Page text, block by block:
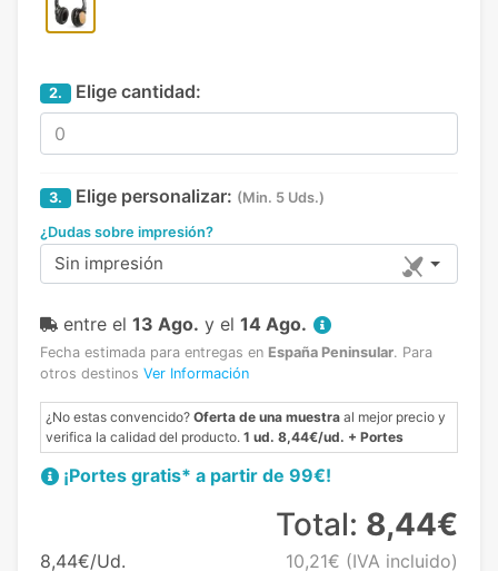
2. Elige cantidad:
3. Elige personalizar: (Min. 5 Uds.)
¿Dudas sobre impresión?
Sin impresión
entre el 13 Ago. y el 14 Ago.
Fecha estimada para entregas en España Peninsular. Para
otros destinos Ver Información
¿No estas convencido? Oferta de una muestra al mejor precio y
verifica la calidad del producto. 1 ud. 8,44€/ud. + Portes
¡Portes gratis* a partir de 99€!
8,44€/Ud.
Total: 8,44€
10,21€ (IVA incluido)